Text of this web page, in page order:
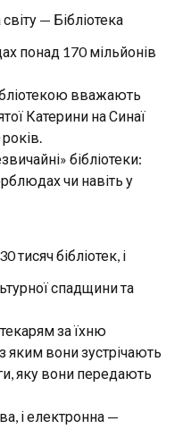
— Бібліотека
понад 170 мільйонів
вважають
Катерини на Синаї
бібліотеки:
чи навіть у
тисяч бібліотек, і
спадщини та
за їхню
яким вони зустрічають
яку вони передають
і електронна —